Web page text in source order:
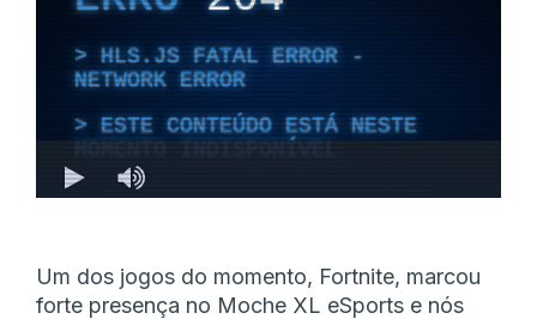
Um dos jogos do momento, Fortnite, marcou
forte presença no Moche XL eSports e nós